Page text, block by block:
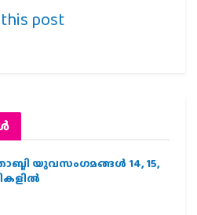
post
യുവസംഗമങ്ങള്‍ 14, 15,